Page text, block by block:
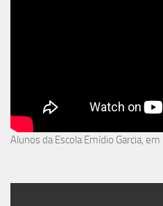
Alunos da Escola Emídio Garcia,